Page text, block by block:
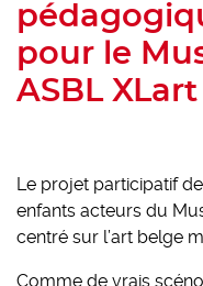
pour le
ASBL XLart
Le projet participatif de
enfants acteurs du
centré sur l’art belge
Comme de vrais